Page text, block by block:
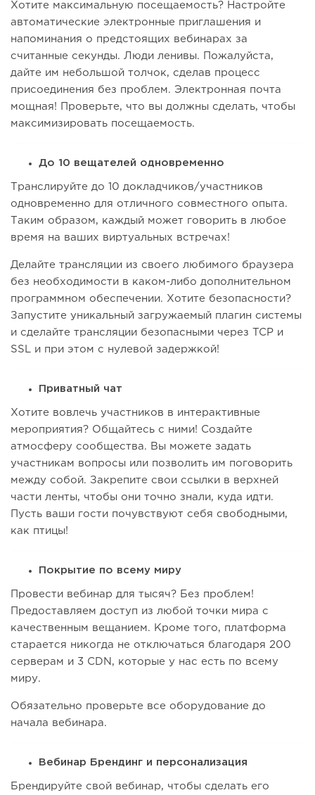
Хотите максимальную посещаемость? Настройте
автоматические электронные приглашения и
напоминания о предстоящих вебинарах за
считанные секунды. Люди ленивы. Пожалуйста,
дайте им небольшой толчок, сделав процесс
присоединения без проблем. Электронная почта
мощная! Проверьте, что вы должны сделать, чтобы
максимизировать посещаемость.
До 10 вещателей одновременно
Транслируйте до 10 докладчиков/участников
одновременно для отличного совместного опыта.
Таким образом, каждый может говорить в любое
время на ваших виртуальных встречах!
Делайте трансляции из своего любимого браузера
без необходимости в каком-либо дополнительном
программном обеспечении. Хотите безопасности?
Запустите уникальный загружаемый плагин системы
и сделайте трансляции безопасными через TCP и
SSL и при этом с нулевой задержкой!
Приватный чат
Хотите вовлечь участников в интерактивные
мероприятия? Общайтесь с ними! Создайте
атмосферу сообщества. Вы можете задать
участникам вопросы или позволить им поговорить
между собой. Закрепите свои ссылки в верхней
части ленты, чтобы они точно знали, куда идти.
Пусть ваши гости почувствуют себя свободными,
как птицы!
Покрытие по всему миру
Провести вебинар для тысяч? Без проблем!
Предоставляем доступ из любой точки мира с
качественным вещанием. Кроме того, платформа
старается никогда не отключаться благодаря 200
серверам и 3 CDN, которые у нас есть по всему
миру.
Обязательно проверьте все оборудование до
начала вебинара.
Вебинар Брендинг и персонализация
Брендируйте свой вебинар, чтобы сделать его